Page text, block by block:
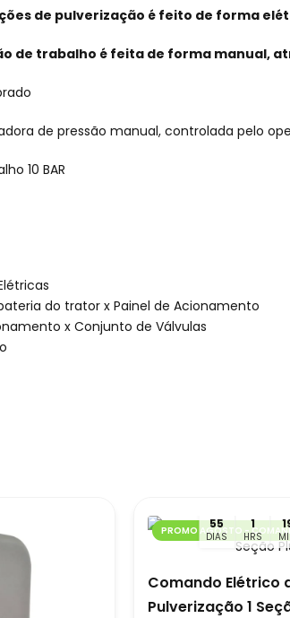
de pulverização é feito de forma
de trabalho é feita de forma manual,
de pressão manual, controlada pelo
10 BAR
do trator x Painel de Acionamento
x Conjunto de Válvulas
PROMO AGOSTO -
55
DIAS
1
HRS
Comando Elétrico
Pulverização 1